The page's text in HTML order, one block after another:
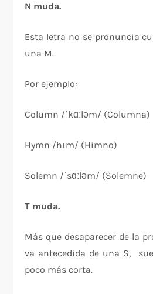
N muda.
Esta letra no se pronuncia
una M.
Por ejemplo:
Column /ˈkɑːləm/ (Columna)
Hymn /hɪm/ (Himno)
Solemn /ˈsɑːləm/ (Solemne)
T muda.
Más que desaparecer de la
va antecedida de una S,
poco más corta.